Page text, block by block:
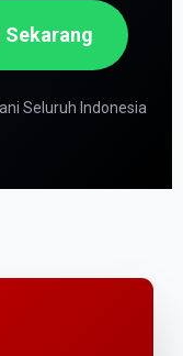
Sekarang
Seluruh Indonesia